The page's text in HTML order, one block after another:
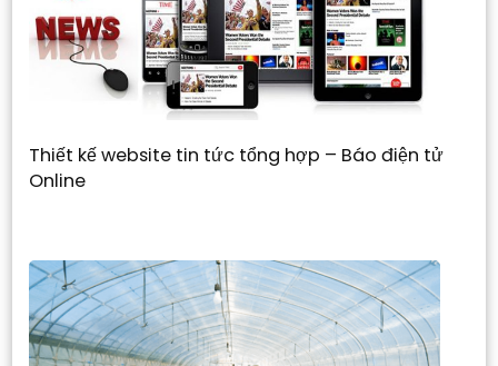
Thiết kế website tin tức tổng hợp – Báo điện tử
Online